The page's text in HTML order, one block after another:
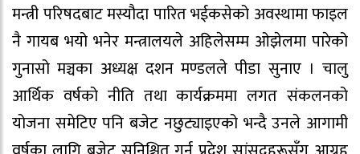
मन्त्री परिषदबाट मस्यौदा पारित भईकसेको अवस्थामा फाइल
नै गायब भयो भनेर मन्त्रालयले अहिलेसम्म ओझेलमा पारेको
गुनासो मञ्चका अध्यक्ष दशन मण्डलले पीडा सुनाए । चालु
आर्थिक वर्षको नीति तथा कार्यक्रममा लगत संकलनको
योजना समेटिए पनि बजेट नछुट्याइएको भन्दै उनले आगामी